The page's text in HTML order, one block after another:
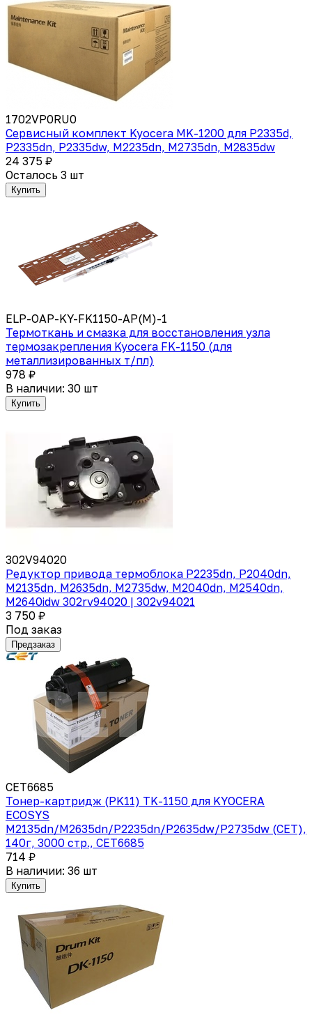
1702VP0RU0
Сервисный комплект Kyocera MK-1200 для P2335d,
P2335dn, P2335dw, M2235dn, M2735dn, M2835dw
24 375 ₽
Осталось 3 шт
Купить
ELP-OAP-KY-FK1150-AP(M)-1
Термоткань и смазка для восстановления узла
термозакрепления Kyocera FK-1150 (для
металлизированных т/пл)
978 ₽
В наличии: 30 шт
Купить
302V94020
Редуктор привода термоблока P2235dn, P2040dn,
M2135dn, M2635dn, M2735dw, M2040dn, M2540dn,
M2640idw 302rv94020 | 302v94021
3 750 ₽
Под заказ
Предзаказ
CET6685
Тонер-картридж (PK11) TK-1150 для KYOCERA
ECOSYS
M2135dn/M2635dn/P2235dn/P2635dw/P2735dw (CET),
140г, 3000 стр., CET6685
714 ₽
В наличии: 36 шт
Купить